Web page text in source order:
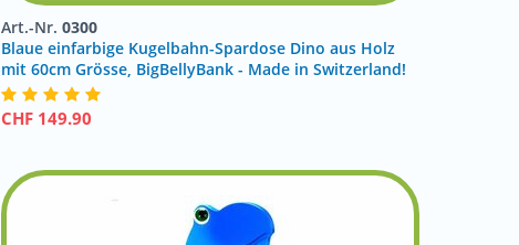
Art.-Nr. 0300
Blaue einfarbige Kugelbahn-Spardose Dino aus Holz
mit 60cm Grösse, BigBellyBank - Made in Switzerland!
CHF 149.90